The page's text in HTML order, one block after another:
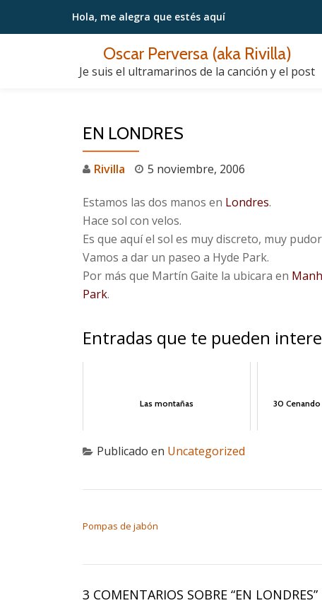
Saltar
Hola, me alegra que estés aquí
Oscar Perversa (aka Rivilla)
Je suis el ultramarinos de la canción y el post
EN LONDRES
Rivilla 5 noviembre, 2006
Estamos las dos manos en Londres.
Hace sol con velos.
Es que aquí el sol es muy discreto, muy
Vamos a dar un paseo a Hyde Park.
Por más que Martín Gaite la ubicara en
Park.
Entradas que te pueden
Las montañas 30
Publicado en Uncategorized
Pompas de jabón
3 COMENTARIOS SOBRE “EN LONDRES”